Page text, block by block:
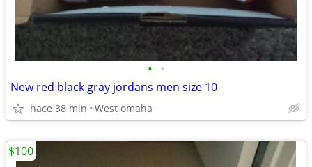
• •
New red black gray jordans men size 10
hace 38 min West omaha
$100